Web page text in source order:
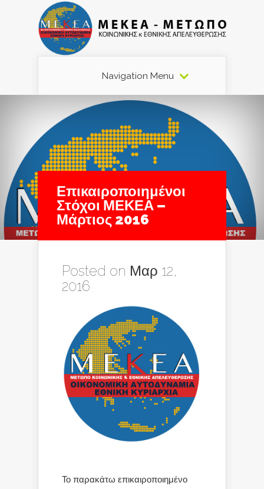
Navigation Menu
Επικαιροποιημένοι
Στόχοι ΜΕΚΕΑ –
Μάρτιος 2016
Posted on Μαρ 12,
2016
Το παρακάτω επικαιροποιημένο